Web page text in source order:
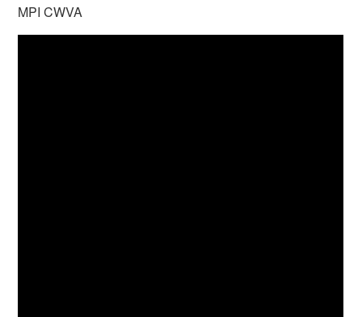
MPI CWVA